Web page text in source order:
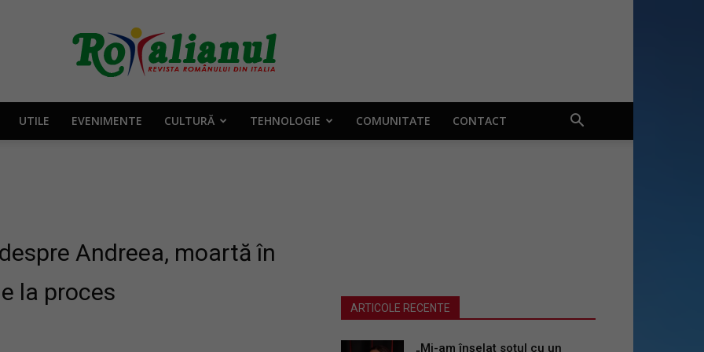
Rotalianul
UTILE EVENIMENTE CULTURĂ TEHNOLOGIE COMUNITATE CONTACT
Andreea, moartă în
la proces
ARTICOLE RECENTE
„Mi-am înșelat soțul cu un